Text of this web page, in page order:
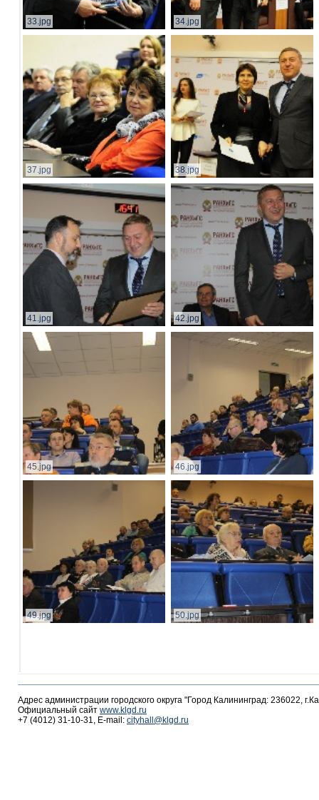
33.jpg 34.jpg
37.jpg 38.jpg
41.jpg 42.jpg
45.jpg 46.jpg
49.jpg 50.jpg
Адрес администрации городского округа "Город Калининград: 236022,
Официальный сайт www.klgd.ru
+7 (4012) 31-10-31, E-mail: cityhall@klgd.ru